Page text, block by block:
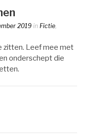
2019 in Fictie,
zitten. Leef mee met
onderschept die